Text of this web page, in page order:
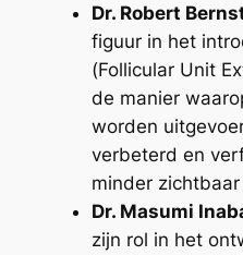
Dr. Robert
figuur in het
(Follicular Unit
de manier
worden
verbeterd en
minder
Dr. Masumi
zijn rol in het